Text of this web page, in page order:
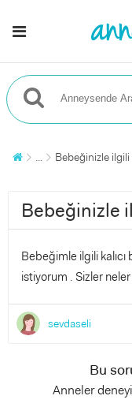
... Bebeğinizle ilgili
Bebeğinizle
Bebeğimle ilgili
istiyorum . Sizler neler
sevdaseli
Bu
Anneler